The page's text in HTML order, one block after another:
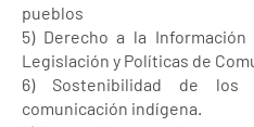
pueblos
5) Derecho a la
Legislación y Políticas de
6) Sostenibilidad de
comunicación indígena.